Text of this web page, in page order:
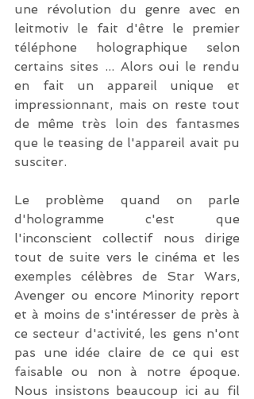
une révolution du genre avec en
leitmotiv le fait d'être le premier
téléphone holographique selon
certains sites ... Alors oui le rendu
en fait un appareil unique et
impressionnant, mais on reste tout
de même très loin des fantasmes
que le teasing de l'appareil avait pu
susciter.
Le problème quand on parle
d'hologramme c'est que
l'inconscient collectif nous dirige
tout de suite vers le cinéma et les
exemples célèbres de Star Wars,
Avenger ou encore Minority report
et à moins de s'intéresser de près à
ce secteur d'activité, les gens n'ont
pas une idée claire de ce qui est
faisable ou non à notre époque.
Nous insistons beaucoup ici au fil